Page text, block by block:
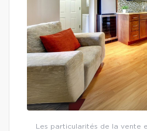
Les particularités de la vente